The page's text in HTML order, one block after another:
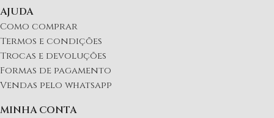
AJUDA
Como comprar
Termos e condições
Trocas e devoluções
Formas de pagamento
Vendas pelo whatsapp
MINHA CONTA